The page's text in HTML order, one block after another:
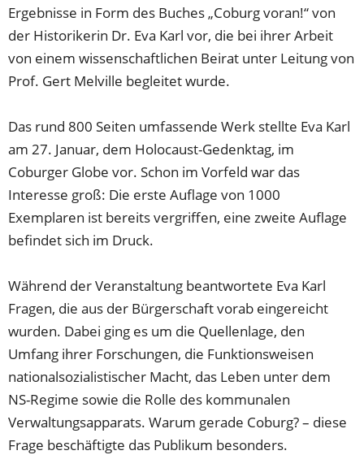
Ergebnisse in Form des Buches „Coburg voran!“ von
der Historikerin Dr. Eva Karl vor, die bei ihrer Arbeit
von einem wissenschaftlichen Beirat unter Leitung von
Prof. Gert Melville begleitet wurde.
Das rund 800 Seiten umfassende Werk stellte Eva Karl
am 27. Januar, dem Holocaust-Gedenktag, im
Coburger Globe vor. Schon im Vorfeld war das
Interesse groß: Die erste Auflage von 1000
Exemplaren ist bereits vergriffen, eine zweite Auflage
befindet sich im Druck.
Während der Veranstaltung beantwortete Eva Karl
Fragen, die aus der Bürgerschaft vorab eingereicht
wurden. Dabei ging es um die Quellenlage, den
Umfang ihrer Forschungen, die Funktionsweisen
nationalsozialistischer Macht, das Leben unter dem
NS-Regime sowie die Rolle des kommunalen
Verwaltungsapparats. Warum gerade Coburg? – diese
Frage beschäftigte das Publikum besonders.